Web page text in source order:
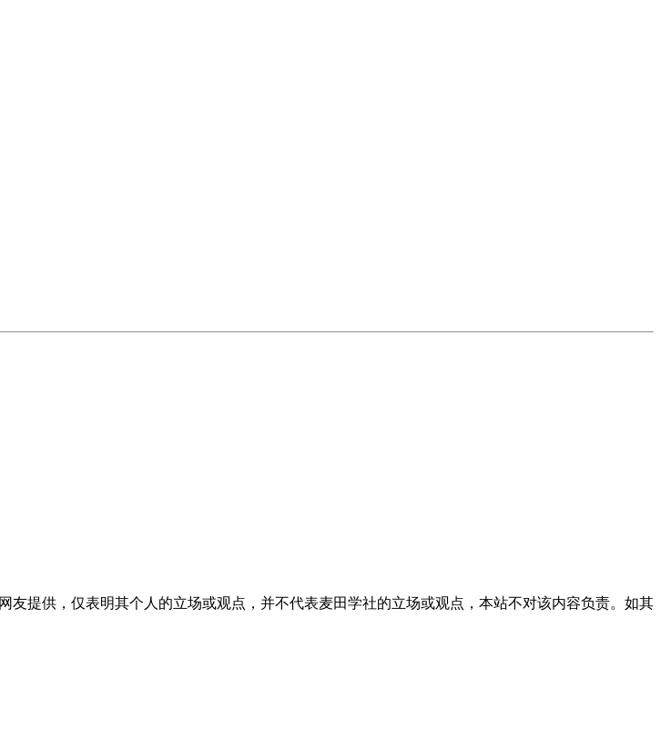
提供，仅表明其个人的立场或观点，并不代表麦田学社的立场或观点，本站不对该内容负责。如其